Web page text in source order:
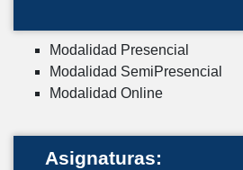
Modalidad Presencial
Modalidad SemiPresencial
Modalidad Online
Asignaturas: